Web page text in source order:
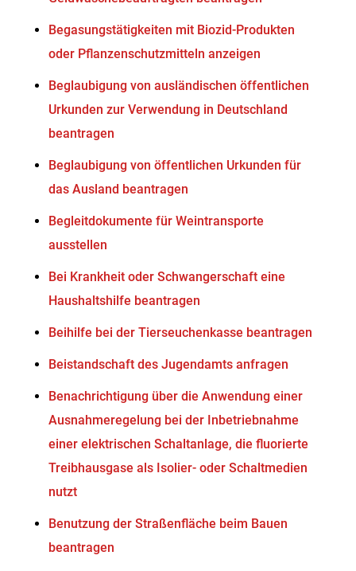
Begasungstätigkeiten mit Biozid-Produkten
oder Pflanzenschutzmitteln anzeigen
Beglaubigung von ausländischen öffentlichen
Urkunden zur Verwendung in Deutschland
beantragen
Beglaubigung von öffentlichen Urkunden für
das Ausland beantragen
Begleitdokumente für Weintransporte
ausstellen
Bei Krankheit oder Schwangerschaft eine
Haushaltshilfe beantragen
Beihilfe bei der Tierseuchenkasse beantragen
Beistandschaft des Jugendamts anfragen
Benachrichtigung über die Anwendung einer
Ausnahmeregelung bei der Inbetriebnahme
einer elektrischen Schaltanlage, die fluorierte
Treibhausgase als Isolier- oder Schaltmedien
nutzt
Benutzung der Straßenfläche beim Bauen
beantragen